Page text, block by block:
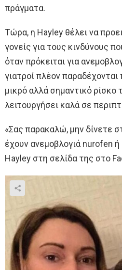
πράγματα.
Τώρα, η Hayley θέλει να
γονείς για τους κινδύνους
όταν πρόκειται για
γιατροί πλέον
μικρό αλλά σημαντικό ρίσκο
λειτουργήσει καλά σε
«Σας παρακαλώ, μην δίνετε
έχουν ανεμοβλογιά nurofen
Hayley στη σελίδα της στο